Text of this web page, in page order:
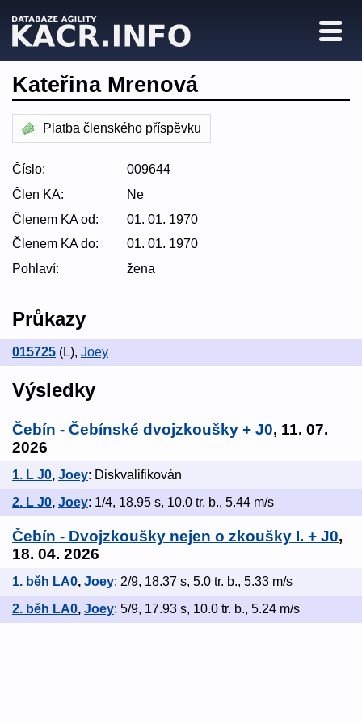
Kateřina Mrenová
Platba členského příspěvku
Číslo:
009644
Člen KA:
Ne
Členem KA od:
01. 01. 1970
Členem KA do:
01. 01. 1970
Pohlaví:
žena
Průkazy
015725 (L), Joey
Výsledky
Čebín - Čebínské dvojzkoušky + J0, 11. 07.
2026
1. L J0, Joey: Diskvalifikován
2. L J0, Joey: 1/4, 18.95 s, 10.0 tr. b., 5.44 m/s
Čebín - Dvojzkoušky nejen o zkoušky I. + J0,
18. 04. 2026
1. běh LA0, Joey: 2/9, 18.37 s, 5.0 tr. b., 5.33 m/s
2. běh LA0, Joey: 5/9, 17.93 s, 10.0 tr. b., 5.24 m/s